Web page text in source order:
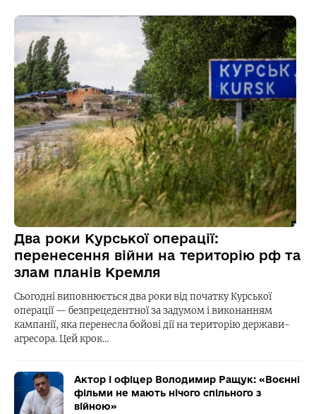
Два роки Курської операції:
перенесення війни на територію рф та
злам планів Кремля
Сьогодні виповнюється два роки від початку Курської
операції — безпрецедентної за задумом і виконанням
кампанії, яка перенесла бойові дії на територію держави-
агресора. Цей крок…
Актор і офіцер Володимир Ращук: «Воєнні
фільми не мають нічого спільного з
війною»